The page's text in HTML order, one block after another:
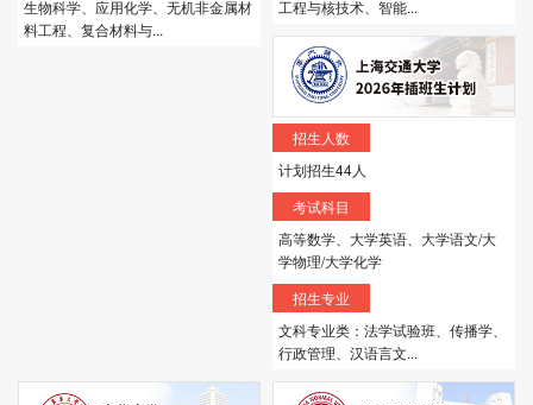
生物科学、应用化学、无机非金属材
料工程、复合材料与...
工程与核技术、智能...
招生人数
计划招生44人
考试科目
高等数学、大学英语、大学语文/大
学物理/大学化学
招生专业
文科专业类：法学试验班、传播学、
行政管理、汉语言文...